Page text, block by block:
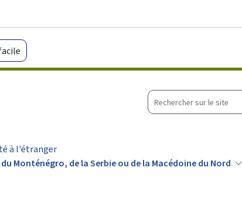
Rechercher
sur
à l'étranger
du Monténégro, de la Serbie ou de la Macédoine du Nord